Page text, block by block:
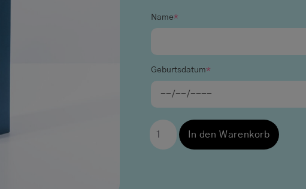
Name*
Geburtsdatum*
In den Warenkorb